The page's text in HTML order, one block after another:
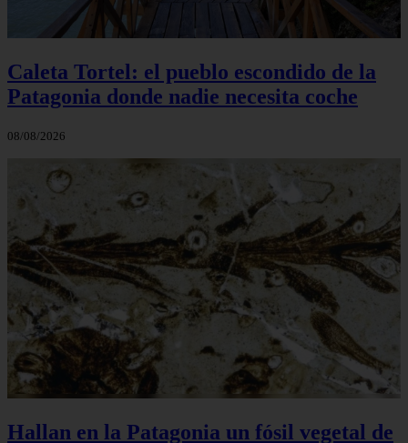
Caleta Tortel: el pueblo escondido de la
Patagonia donde nadie necesita coche
08/08/2026
Hallan en la Patagonia un fósil vegetal de